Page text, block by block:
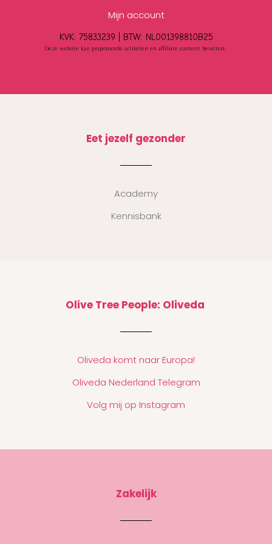
Mijn account
KVK: 75833239 | BTW: NL001398810B25
Deze website kan gesponsorde artikelen en affiliate content bevatten.
Eet jezelf gezonder
Academy
Kennisbank
Olive Tree People: Oliveda
Oliveda komt naar Europa!
Oliveda Nederland Telegram
Volg mij op Instagram
Zakelijk